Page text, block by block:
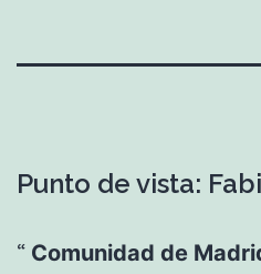
Punto de vista:
Comunidad de